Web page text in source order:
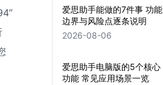
爱思助手能做的7件事 功能
边界与风险点逐条说明
2026-08-06
爱思助手电脑版的5个核心
功能 常见应用场景一览